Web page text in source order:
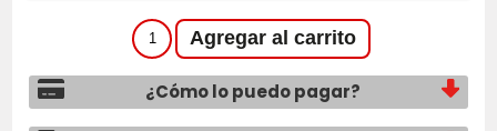
¿Cómo lo puedo pagar?